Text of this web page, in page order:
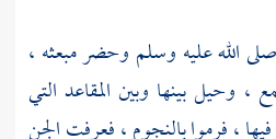
الله عليه وسلم وحضر مبعثه ،
وحيل بينها وبين المقاعد التي
، فرموا بالنجوم ، فعرفت الجن